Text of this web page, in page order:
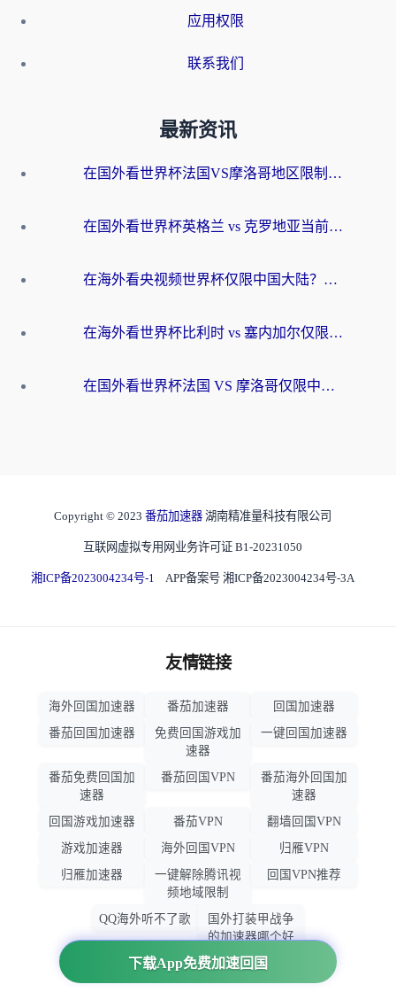
应用权限
联系我们
最新资讯
在国外看世界杯法国VS摩洛哥地区限制？这篇指南让你流畅看中文解说无压力
在国外看世界杯英格兰 vs 克罗地亚当前地区不可播放？这篇指南帮你搞定所有海外观赛难题
在海外看央视频世界杯仅限中国大陆？这篇指南帮你解锁中文解说+无卡顿直播
在海外看世界杯比利时 vs 塞内加尔仅限中国大陆？我找到了最流畅的中文解说之路
在国外看世界杯法国 VS 摩洛哥仅限中国大陆？海外党这样看中文解说赛事不卡顿
下载App免费加速回国
Copyright © 2023 番茄加速器 湖南精准量科技有限公司
互联网虚拟专用网业务许可证 B1-20231050
湘ICP备2023004234号-1 APP备案号 湘ICP备2023004234号-3A
友情链接
海外回国加速器 番茄加速器
回国加速器
番茄回国加速器
免费回国游戏加
速器
一键回国加速器
番茄免费回国加
速器
番茄回国VPN
番茄海外回国加
速器
回国游戏加速器
番茄VPN
翻墙回国VPN
游戏加速器
海外回国VPN
归雁VPN
归雁加速器
一键解除腾讯视
频地域限制
回国VPN推荐
QQ海外听不了歌
国外打装甲战争
的加速器哪个好
用